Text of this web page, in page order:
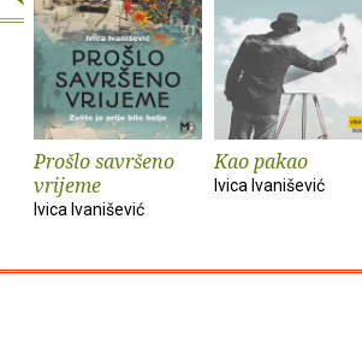
Prošlo savršeno
vrijeme
Ivica Ivanišević
Kao pakao
Ivica Ivanišević